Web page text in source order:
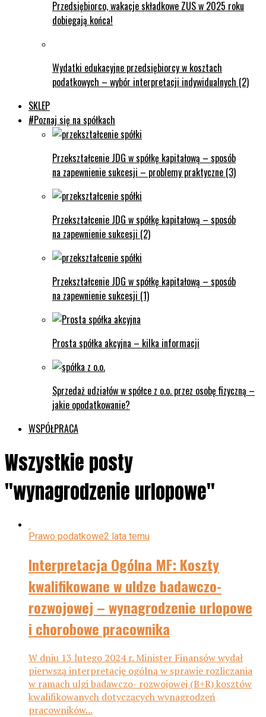
Przedsiębiorco, wakacje składkowe ZUS w 2025 roku
dobiegają końca!
Wydatki edukacyjne przedsiębiorcy w kosztach
podatkowych – wybór interpretacji indywidualnych (2)
SKLEP
#Poznaj się na spółkach
Przekształcenie JDG w spółkę kapitałową – sposób
na zapewnienie sukcesji – problemy praktyczne (3)
Przekształcenie JDG w spółkę kapitałową – sposób
na zapewnienie sukcesji (2)
Przekształcenie JDG w spółkę kapitałową – sposób
na zapewnienie sukcesji (1)
Prosta spółka akcyjna – kilka informacji
Sprzedaż udziałów w spółce z o.o. przez osobę fizyczną –
jakie opodatkowanie?
WSPÓŁPRACA
Wszystkie posty
"wynagrodzenie urlopowe"
Prawo podatkowe2 lata temu
Interpretacja Ogólna MF: Koszty
kwalifikowane w uldze badawczo-
rozwojowej – wynagrodzenie urlopowe
i chorobowe pracownika
W dniu 13 lutego 2024 r. Minister Finansów wydał
pierwszą interpretację ogólną w sprawie rozliczania
w ramach ulgi badawczo- rozwojowej (B+R) kosztów
kwalifikowanych dotyczących wynagrodzeń
pracowników...